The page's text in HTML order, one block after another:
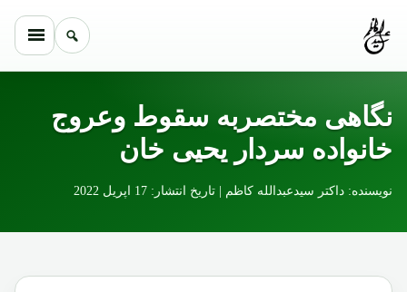
نگاهی مختصربه سقوط وعروج
خانواده سردار یحیی خان
نویسنده: داکتر سیدعبدالله کاظم | تاریخ انتشار: 17 اپریل 2022